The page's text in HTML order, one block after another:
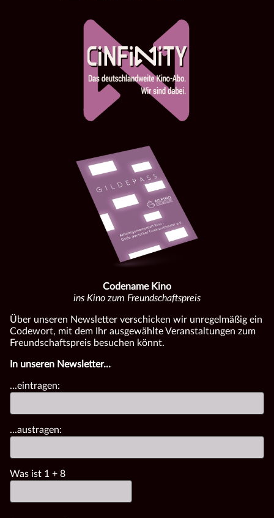
Codename Kino
ins Kino zum Freundschaftspreis
Über unseren Newsletter verschicken wir unregelmäßig ein
Codewort, mit dem Ihr ausgewählte Veranstaltungen zum
Freundschaftspreis besuchen könnt.
In unseren Newsletter...
...eintragen:
...austragen:
Was ist 1 + 8